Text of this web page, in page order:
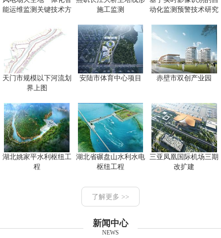
能运维监测关键技术方
施工监测
动化监测预警技术研究
天门市规模以下河流划
界上图
安陆市体育中心项目 赤壁市双创产业园
湖北姚家平水利枢纽工
程
湖北省碾盘山水利水电
枢纽工程
三亚凤凰国际机场三期
改扩建
了解更多 >>
新闻中心
NEWS